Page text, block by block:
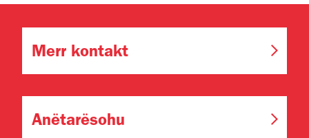
Merr kontakt
Anëtarësohu